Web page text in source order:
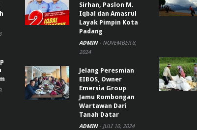
Sirhan, Paslon M.
Iqbal dan Amasrul
Layak Pimpin Kota
Padang
ADMIN - NOVEMBER 8,
2024
Jelang Peresmian
EIBOS, Owner
Emersia Group
Jamu Rombongan
Wartawan Dari
Tanah Datar
ADMIN - JULI 10, 2024